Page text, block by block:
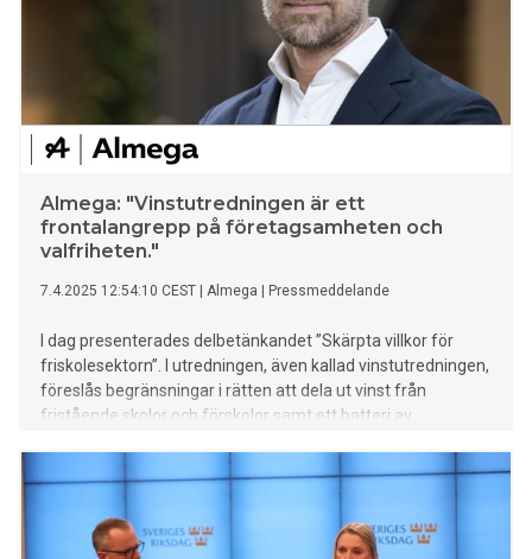
Almega: "Vinstutredningen är ett
frontalangrepp på företagsamheten och
valfriheten."
7.4.2025 12:54:10 CEST Almega Pressmeddelande
I dag presenterades delbetänkandet ”Skärpta villkor för
friskolesektorn”. I utredningen, även kallad vinstutredningen,
föreslås begränsningar i rätten att dela ut vinst från
fristående skolor och förskolor samt ett batteri av